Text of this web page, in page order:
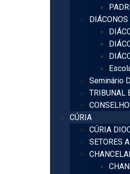
DIÁCONOS
Seminário
TRIBUNAL
CÚRIA
CÚRIA
SETORES